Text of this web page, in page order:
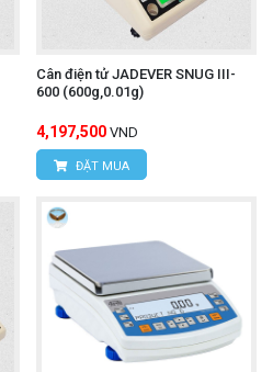
Cân điện tử JADEVER SNUG III-
600 (600g,0.01g)
4,197,500 VND
ĐẶT MUA